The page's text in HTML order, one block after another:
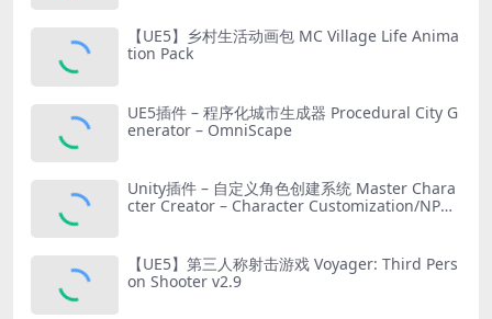
【UE5】乡村生活动画包 MC Village Life Anima
tion Pack
UE5插件 – 程序化城市生成器 Procedural City G
enerator – OmniScape
Unity插件 – 自定义角色创建系统 Master Chara
cter Creator – Character Customization/NPC
【UE5】第三人称射击游戏 Voyager: Third Pers
on Shooter v2.9